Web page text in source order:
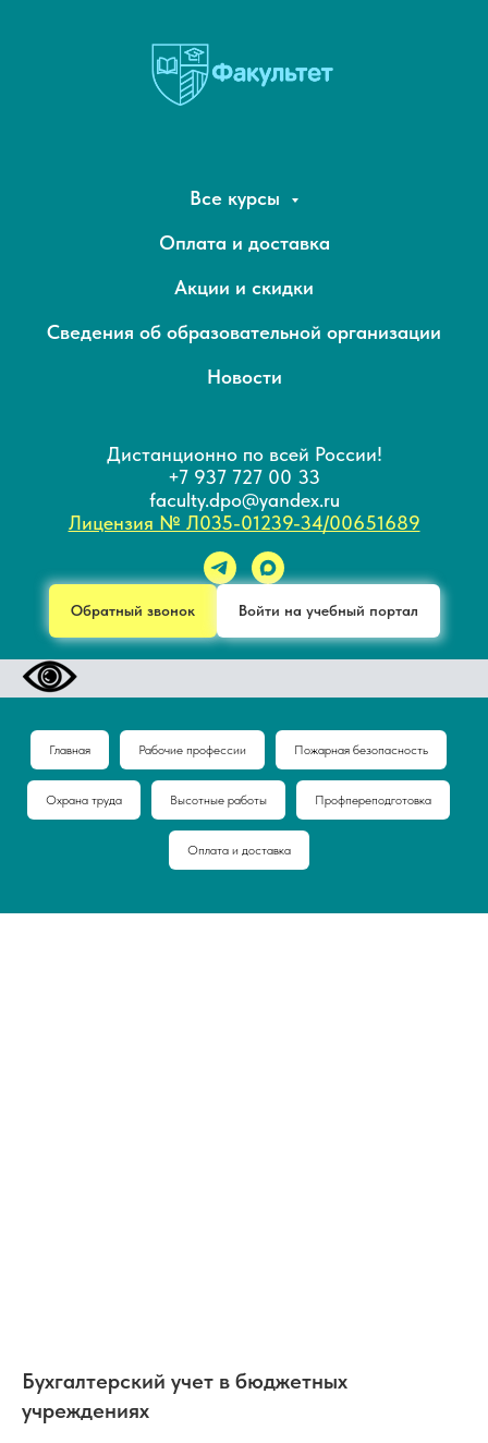
Все курсы
Оплата и доставка
Акции и скидки
Сведения об образовательной организации
Новости
Дистанционно по всей России!
+7 937 727 00 33
faculty.dpo@yandex.ru
Лицензия № Л035-01239-34/00651689
Обратный звонок Войти на учебный портал
Главная Рабочие профессии Пожарная безопасность
Охрана труда Высотные работы Профпереподготовка
Оплата и доставка
Бухгалтерский учет в бюджетных
учреждениях